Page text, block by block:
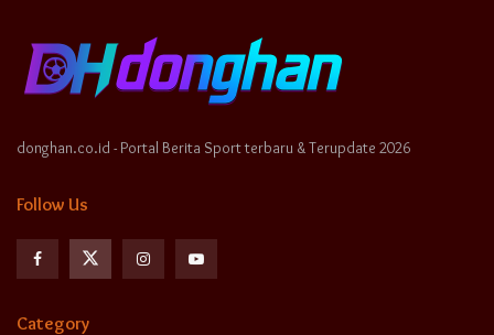
donghan.co.id - Portal Berita Sport terbaru & Terupdate 2026
Follow Us
Category